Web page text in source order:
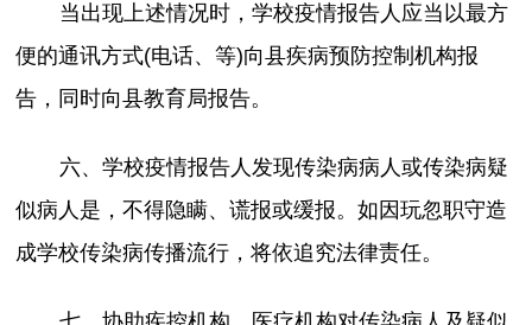
当出现上述情况时，学校疫情报告人应当以最方
便的通讯方式(电话、等)向县疾病预防控制机构报
告，同时向县教育局报告。
六、学校疫情报告人发现传染病病人或传染病疑
似病人是，不得隐瞒、谎报或缓报。如因玩忽职守造
成学校传染病传播流行，将依追究法律责任。